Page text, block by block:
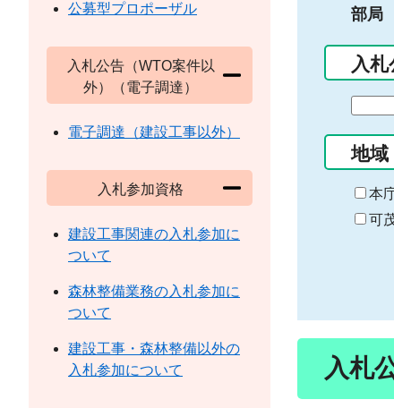
部局
入札
の
始
ま
り
地域
本
可
入札
公募型プロポーザル
入札公告（WTO案件以
外）（電子調達）
電子調達（建設工事以外）
入札参加資格
建設工事関連の入札参加に
ついて
森林整備業務の入札参加に
ついて
建設工事・森林整備以外の
入札参加について